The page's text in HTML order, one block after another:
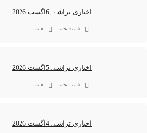
اخباری تراشے۔6اگست 2026
اگست 7, 2026 0 منظر
اخباری تراشے۔5اگست 2026
اگست 5, 2026 0 منظر
اخباری تراشے۔4اگست 2026